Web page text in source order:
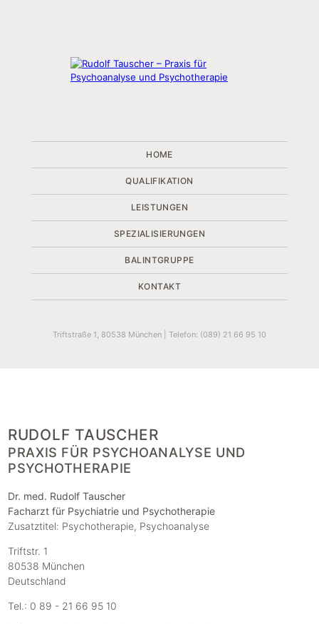
HOME
QUALIFIKATION
LEISTUNGEN
SPEZIALISIERUNGEN
BALINTGRUPPE
KONTAKT
Triftstraße 1, 80538 München Telefon: (089) 21 66 95 10
RUDOLF TAUSCHER
PRAXIS FÜR PSYCHOANALYSE UND
PSYCHOTHERAPIE
Dr. med. Rudolf Tauscher
Facharzt für Psychiatrie und Psychotherapie
Zusatztitel: Psychotherapie, Psychoanalyse
Triftstr. 1
80538 München
Deutschland
Tel.: 0 89 - 21 66 95 10